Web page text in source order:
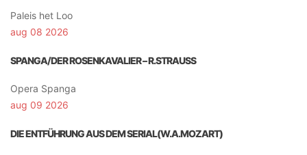
Paleis het Loo
aug 08 2026
SPANGA/DER ROSENKAVALIER – R.STRAUSS
Opera Spanga
aug 09 2026
DIE ENTFÜHRUNG AUS DEM SERIAL(W.A.MOZART)